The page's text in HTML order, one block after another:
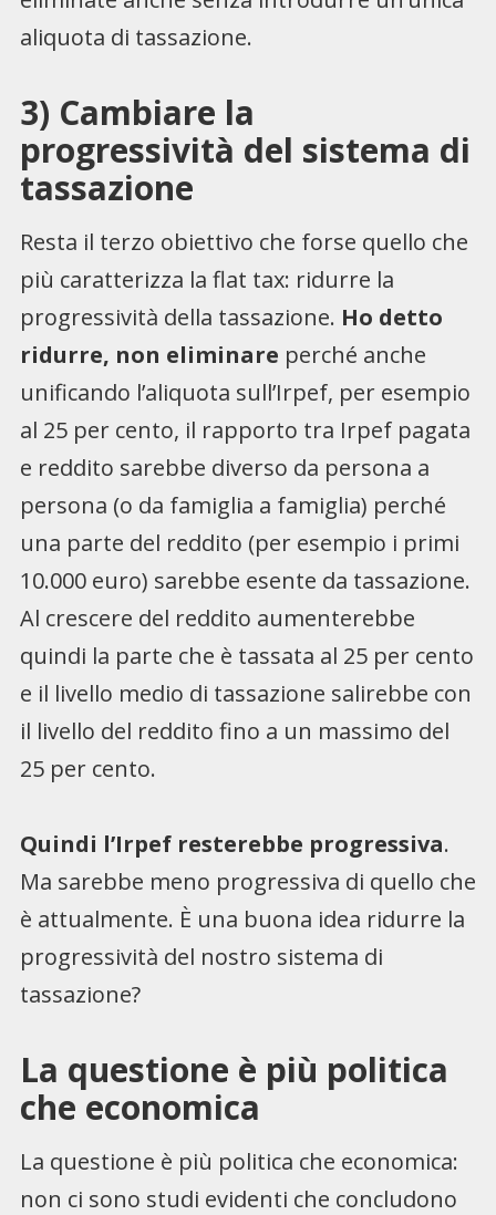
aliquota di tassazione.
3) Cambiare la
progressività del sistema di
tassazione
Resta il terzo obiettivo che forse quello che
più caratterizza la flat tax: ridurre la
progressività della tassazione. Ho detto
ridurre, non eliminare perché anche
unificando l’aliquota sull’Irpef, per esempio
al 25 per cento, il rapporto tra Irpef pagata
e reddito sarebbe diverso da persona a
persona (o da famiglia a famiglia) perché
una parte del reddito (per esempio i primi
10.000 euro) sarebbe esente da tassazione.
Al crescere del reddito aumenterebbe
quindi la parte che è tassata al 25 per cento
e il livello medio di tassazione salirebbe con
il livello del reddito fino a un massimo del
25 per cento.
Quindi l’Irpef resterebbe progressiva.
Ma sarebbe meno progressiva di quello che
è attualmente. È una buona idea ridurre la
progressività del nostro sistema di
tassazione?
La questione è più politica
che economica
La questione è più politica che economica:
non ci sono studi evidenti che concludono